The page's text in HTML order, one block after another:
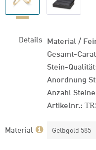
Details Material /
Gesamt-
Stein-
Anordnung
Anzahl
Artikelnr.:
Material Gelbgold 585